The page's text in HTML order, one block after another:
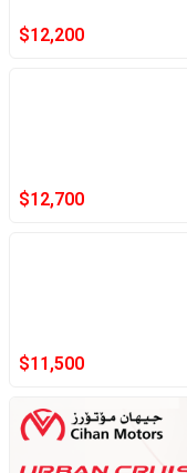
$12,200
$12,700
$11,500